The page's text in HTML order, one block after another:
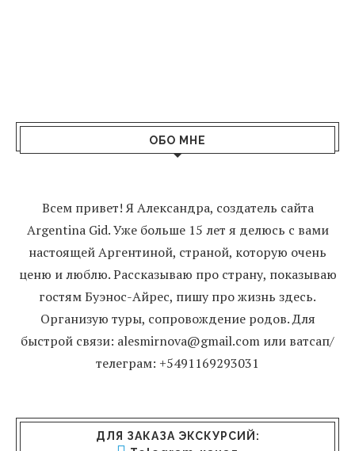
ОБО МНЕ
Всем привет! Я Александра, создатель сайта
Argentina Gid. Уже больше 15 лет я делюсь с вами
настоящей Аргентиной, страной, которую очень
ценю и люблю. Рассказываю про страну, показываю
гостям Буэнос-Айрес, пишу про жизнь здесь.
Организую туры, сопровождение родов. Для
быстрой связи: alesmirnova@gmail.com или ватсап/
телеграм: +5491169293031
ДЛЯ ЗАКАЗА ЭКСКУРСИЙ: